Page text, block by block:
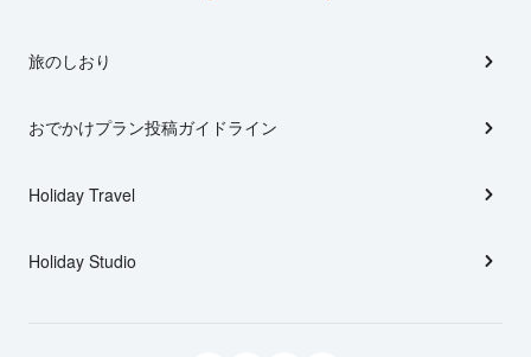
旅のしおり
おでかけプラン投稿ガイドライン
Holiday Travel
Holiday Studio